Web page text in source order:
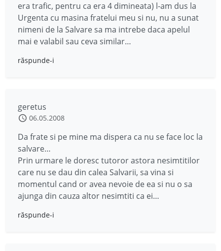
era trafic, pentru ca era 4 dimineata) l-am dus la
Urgenta cu masina fratelui meu si nu, nu a sunat
nimeni de la Salvare sa ma intrebe daca apelul
mai e valabil sau ceva similar…
răspunde-i
geretus
06.05.2008
Da frate si pe mine ma dispera ca nu se face loc la
salvare…
Prin urmare le doresc tutoror astora nesimtitilor
care nu se dau din calea Salvarii, sa vina si
momentul cand or avea nevoie de ea si nu o sa
ajunga din cauza altor nesimtiti ca ei…
răspunde-i